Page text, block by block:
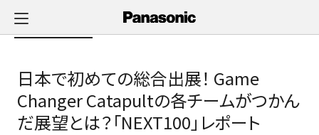
日本で初めての総合出展！ Game
Changer Catapultの各チームがつかん
だ展望とは？「NEXT100」レポート